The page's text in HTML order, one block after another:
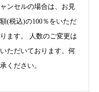
ンセルの場合は、お見
(税込)の100％をいただ
ます。 人数のご変更は
ただいております。何
ください。